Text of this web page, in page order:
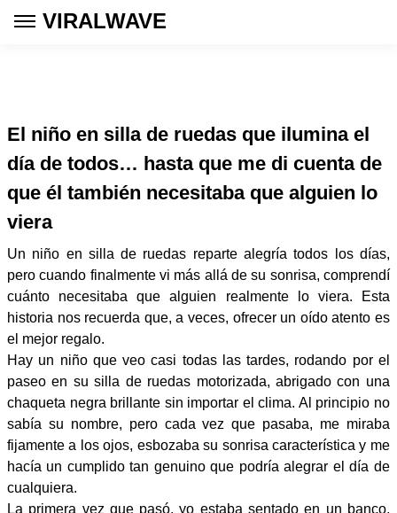
VIRALWAVE
El niño en silla de ruedas que ilumina el
día de todos… hasta que me di cuenta de
que él también necesitaba que alguien lo
viera
Un niño en silla de ruedas reparte alegría todos los días,
pero cuando finalmente vi más allá de su sonrisa, comprendí
cuánto necesitaba que alguien realmente lo viera. Esta
historia nos recuerda que, a veces, ofrecer un oído atento es
el mejor regalo.
Hay un niño que veo casi todas las tardes, rodando por el
paseo en su silla de ruedas motorizada, abrigado con una
chaqueta negra brillante sin importar el clima. Al principio no
sabía su nombre, pero cada vez que pasaba, me miraba
fijamente a los ojos, esbozaba su sonrisa característica y me
hacía un cumplido tan genuino que podría alegrar el día de
cualquiera.
La primera vez que pasó, yo estaba sentado en un banco,